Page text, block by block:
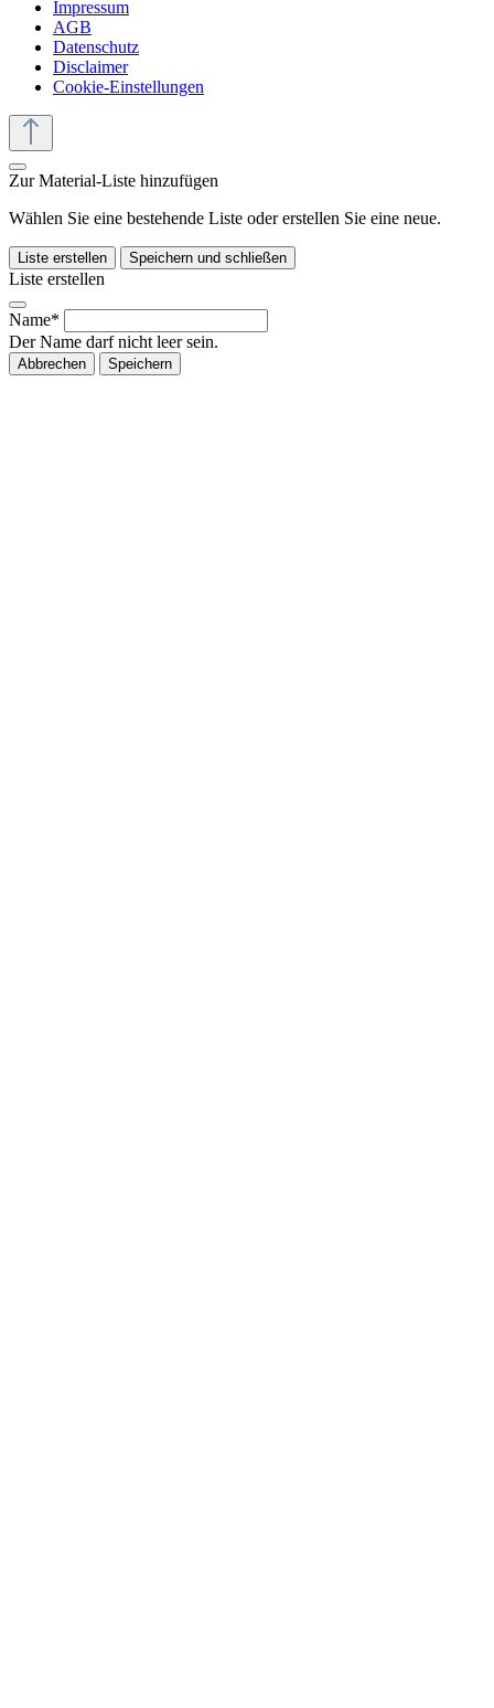
Impressum
AGB
Datenschutz
Disclaimer
Cookie-Einstellungen
Zur Material-Liste hinzufügen
Wählen Sie eine bestehende Liste oder erstellen Sie eine neue.
Liste erstellen Speichern und schließen
Liste erstellen
Name*
Der Name darf nicht leer sein.
Abbrechen Speichern